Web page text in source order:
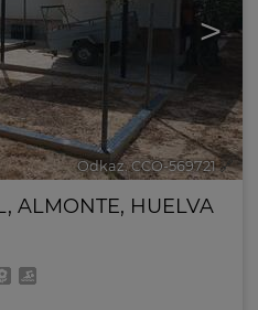
>
Odkaz. CCO-569721 🔗
, ALMONTE, HUELVA